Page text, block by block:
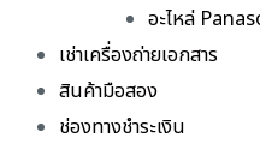
อะไหล่
เช่าเครื่องถ่ายเอกสาร
สินค้ามือสอง
ช่องทางชำระเงิน